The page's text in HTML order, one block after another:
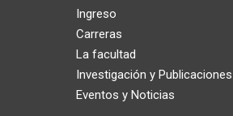
Ingreso
Carreras
La facultad
Investigación y Publicaciones
Eventos y Noticias